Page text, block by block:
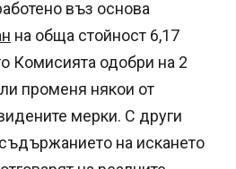
въз основа
на обща стойност 6,17
Комисията одобри на 2
променя някои от
мерки. С други
на искането